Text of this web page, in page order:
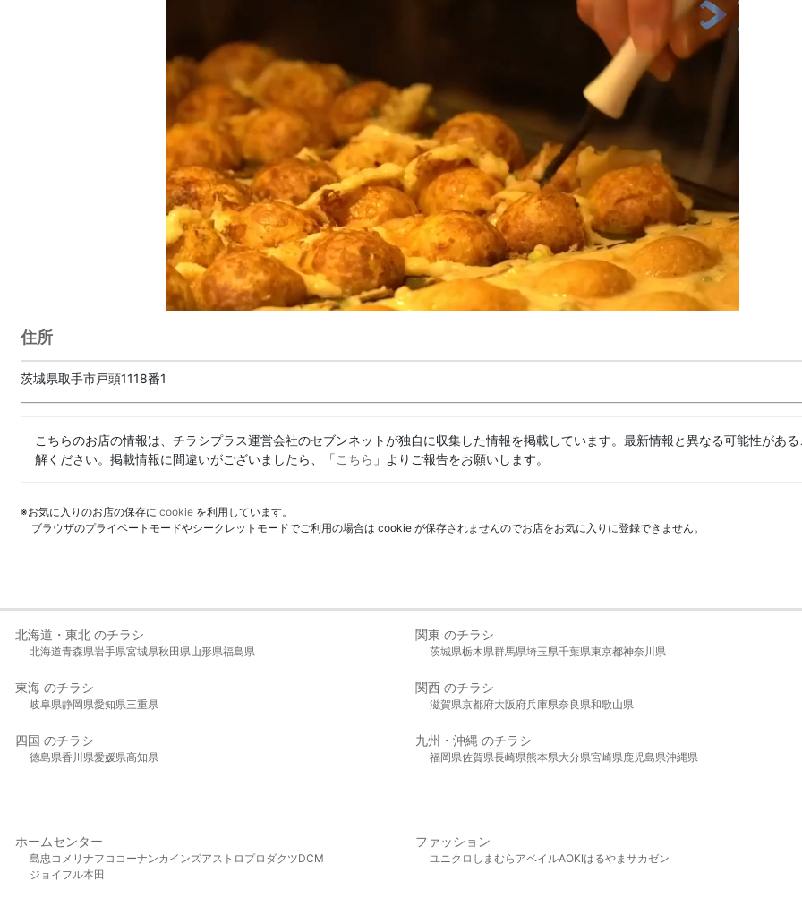
住所
茨城県取手市戸頭1118番1
こちらのお店の情報は、チラシプラス運営会社のセブンネットが独自に収集した情報を掲載しています。最新情報と異なる可能性があ
解ください。掲載情報に間違いがございましたら、「こちら 」よりご報告をお願いします。
※お気に入りのお店の保存に cookie を利用しています。
ブラウザのプライベートモードやシークレットモードでご利用の場合は cookie が保存されませんのでお店をお気に入りに登録できません。
北海道・東北 のチラシ
北海道青森県岩手県宮城県秋田県山形県福島県
関東 のチラシ
茨城県栃木県群馬県埼玉県千葉県東京都神奈川県
東海 のチラシ
岐阜県静岡県愛知県三重県
関西 のチラシ
滋賀県京都府大阪府兵庫県奈良県和歌山県
四国 のチラシ
徳島県香川県愛媛県高知県
九州・沖縄 のチラシ
福岡県佐賀県長崎県熊本県大分県宮崎県鹿児島県沖縄県
ホームセンター
島忠 コメリ ナフコ コーナンカインズアストロプロダクツDCM
ジョイフル本田
ファッション
ユニクロ しまむら アベイルAOKIはるやま サカゼン